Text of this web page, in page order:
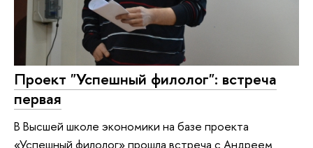
Проект "Успешный филолог": встреча
первая
В Высшей школе экономики на базе проекта
«Успешный филолог» прошла встреча с Андреем